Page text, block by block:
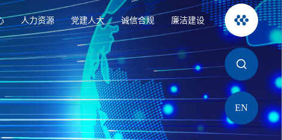
人力资源 党建人大 诚信合规 廉洁建设
EN